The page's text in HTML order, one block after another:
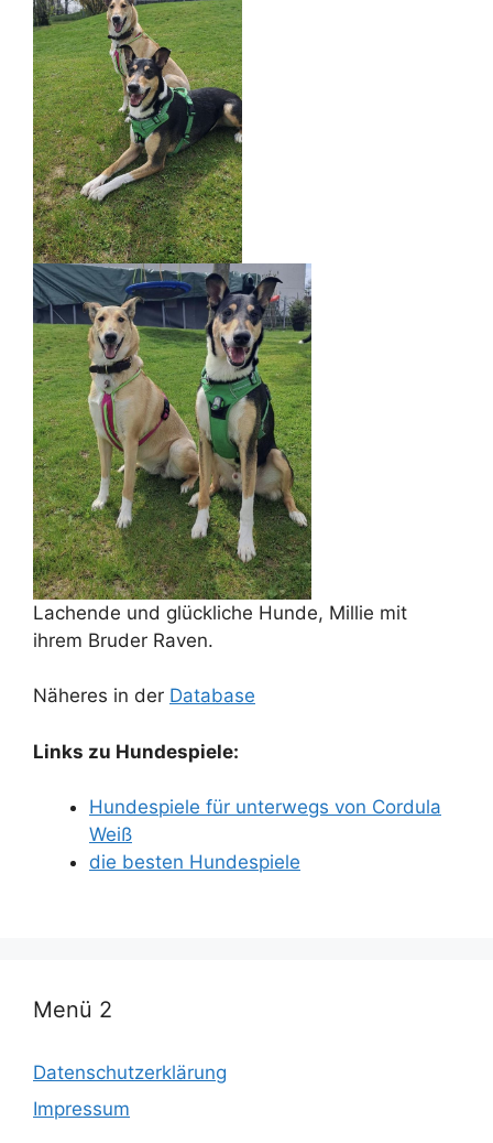
Lachende und glückliche Hunde, Millie mit
ihrem Bruder Raven.
Näheres in der Database
Links zu Hundespiele:
Hundespiele für unterwegs von Cordula
Weiß
die besten Hundespiele
Menü 2
Datenschutzerklärung
Impressum